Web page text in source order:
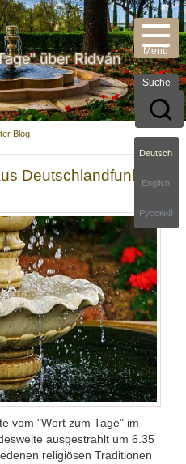
Suche
Deutsch
English
Русский
über Ridván
Blog
Deutschlandfunk
vom "Wort zum Tage" im
ausgestrahlt um 6.35
religiösen Traditionen